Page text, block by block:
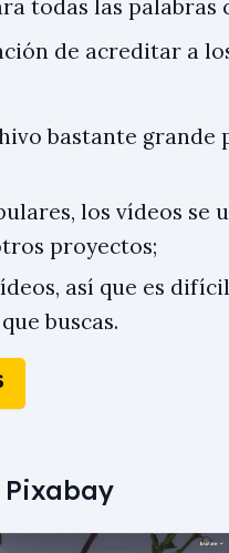
todas las palabras
de acreditar a
bastante grande
los vídeos se
proyectos;
así que es difícil
buscas.
Pixabay